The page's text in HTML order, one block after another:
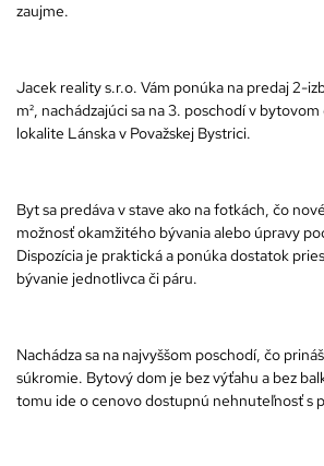
zaujme.
Jacek reality s.r.o. Vám ponúka na predaj 2-
m², nachádzajúci sa na 3. poschodí v
lokalite Lánska v Považskej Bystrici.
Byt sa predáva v stave ako na fotkách, čo
možnosť okamžitého bývania alebo úpravy
Dispozícia je praktická a ponúka dostatok
bývanie jednotlivca či páru.
Nachádza sa na najvyššom poschodí, čo
súkromie. Bytový dom je bez výťahu a bez
tomu ide o cenovo dostupnú nehnuteľnosť s